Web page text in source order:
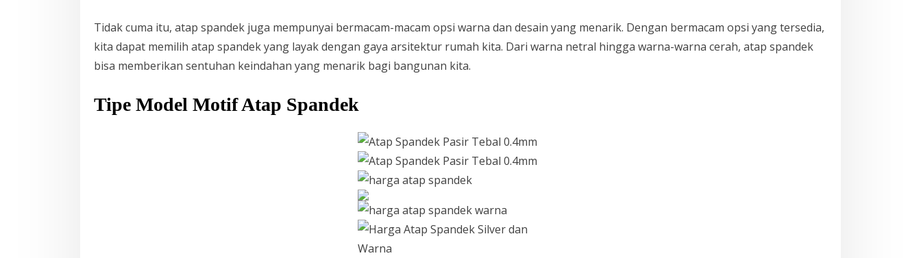
Tidak cuma itu, atap spandek juga mempunyai bermacam-macam opsi warna dan desain yang menarik. Dengan bermacam opsi yang tersedia,
kita dapat memilih atap spandek yang layak dengan gaya arsitektur rumah kita. Dari warna netral hingga warna-warna cerah, atap spandek
bisa memberikan sentuhan keindahan yang menarik bagi bangunan kita.
Tipe Model Motif Atap Spandek